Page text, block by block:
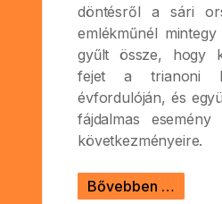
döntésről a sári
emlékműnél
gyűlt össze, hogy
fejet a trianoni
évfordulóján, és
fájdalmas esemény
következményeire.
Bővebben …